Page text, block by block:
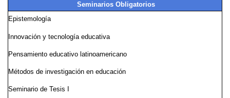
Seminarios Obligatorios
Epistemología
Innovación y tecnología educativa
Pensamiento educativo latinoamericano
Métodos de investigación en educación
Seminario de Tesis I